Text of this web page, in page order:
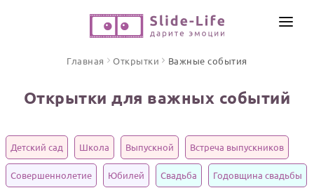
Видео поздравления
Песни поздравления
Открытки
ИНСТРУМЕНТЫ
ТЕКСТЫ И ИДЕИ
Главная Открытки Важные события
Открытки для важных событий
Детский сад Школа Выпускной Встреча выпускников
Совершеннолетие Юбилей Свадьба Годовщина свадьбы